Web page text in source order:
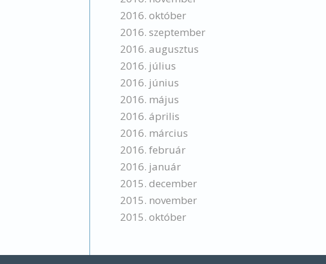
2016. október
2016. szeptember
2016. augusztus
2016. július
2016. június
2016. május
2016. április
2016. március
2016. február
2016. január
2015. december
2015. november
2015. október